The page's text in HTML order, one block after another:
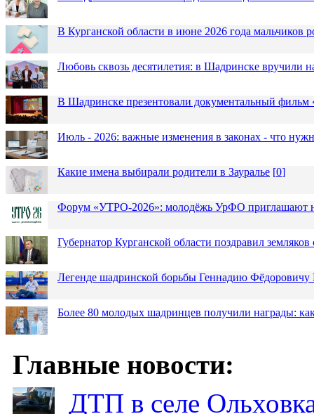
В Курганской области в июне 2026 года мальчиков
Любовь сквозь десятилетия: в Шадринске вручили
В Шадринске презентовали документальный
Июль - 2026: важные изменения в законах - что
Какие имена выбирали родители в Зауралье [0]
Форум «УТРО-2026»: молодёжь УрФО приглашают
Губернатор Курганской области поздравил
Легенде шадринской борьбы Геннадию Фёдоровичу
Более 80 молодых шадринцев получили награды:
Главные новости:
ДТП в селе